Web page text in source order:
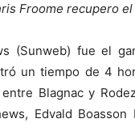
Froome recupero
(Sunweb) fue el
un tiempo de 4
entre Blagnac y
Edvald